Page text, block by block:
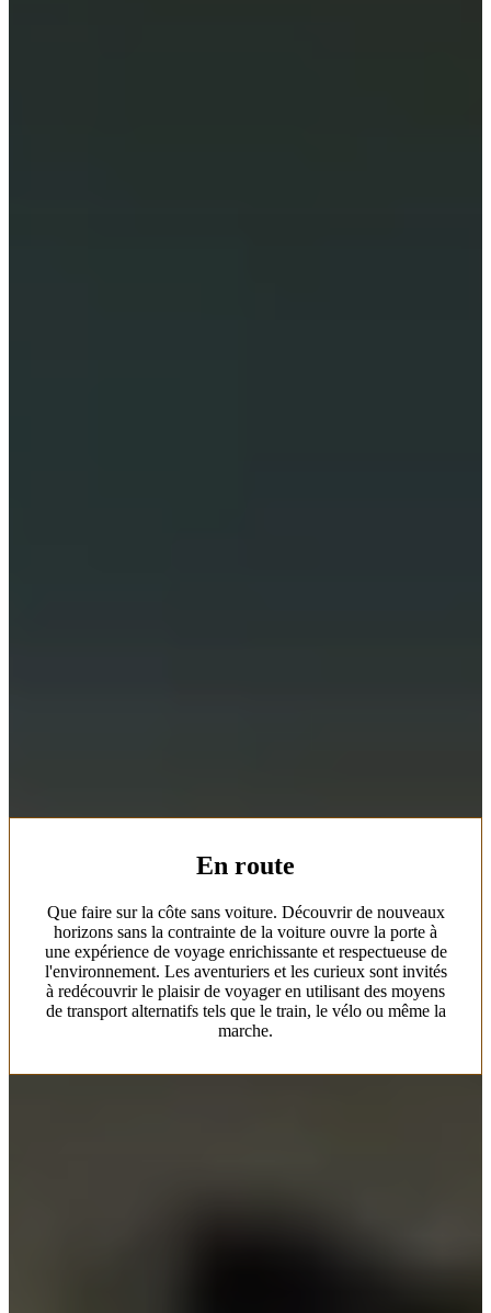
En route
Que faire sur la côte sans voiture. Découvrir de nouveaux
horizons sans la contrainte de la voiture ouvre la porte à
une expérience de voyage enrichissante et respectueuse de
l'environnement. Les aventuriers et les curieux sont invités
à redécouvrir le plaisir de voyager en utilisant des moyens
de transport alternatifs tels que le train, le vélo ou même la
marche.